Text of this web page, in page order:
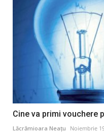
Cine va primi vouchere
Lăcrămioara Neațu Noiembrie